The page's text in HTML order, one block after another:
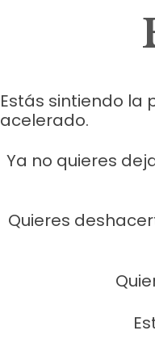
Estás sintiendo la
acelerado.
Ya no quieres
Quieres